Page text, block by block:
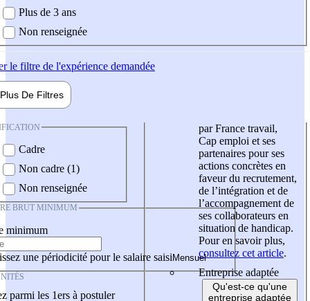
Plus de 3 ans
Non renseignée
le filtre de l'expérience demandée
Plus De Filtres
Cadre
Non cadre (1)
Non renseignée
BRUT MINIMUM
minimum
une périodicité pour le salaire saisi
parmi les 1ers à postuler
par France travail,
Cap emploi et ses
partenaires pour ses
actions concrètes en
faveur du recrutement,
de l’intégration et de
l’accompagnement de
ses collaborateurs en
situation de handicap.
Pour en savoir plus,
consultez cet article.
Entreprise adaptée
Qu'est-ce qu'une
entreprise adaptée